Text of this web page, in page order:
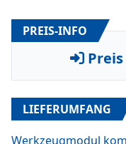
PREIS-INFO
LIEFERUMFANG
Werkzeugmodul